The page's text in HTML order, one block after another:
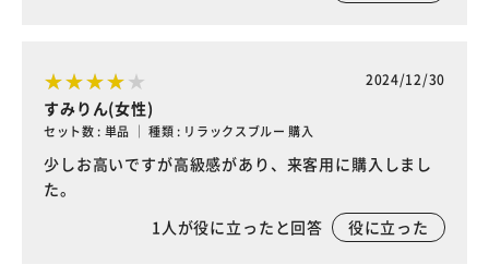
2024/12/30
すみりん(女性)
セット数 : 単品 ｜ 種類 : リラックスブルー 購入
少しお高いですが高級感があり、来客用に購入しまし
た。
1人が役に立ったと回答 役に立った